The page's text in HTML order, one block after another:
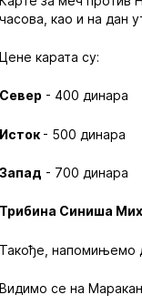
часова, као и на дан
Цене карата су:
Север - 400 динара
Исток - 500 динара
Запад - 700 динара
Трибина Синиша
Такође, напомињемо
Видимо се на